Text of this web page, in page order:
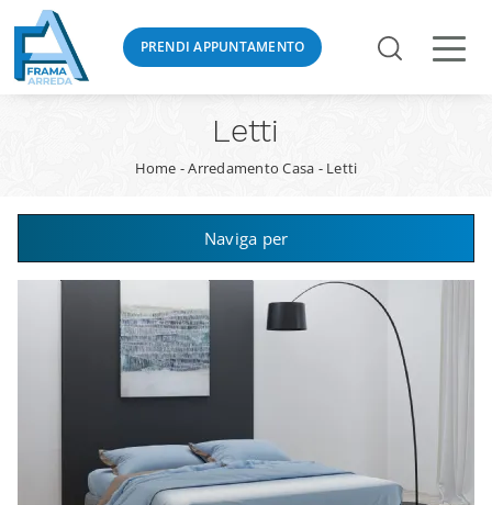
PRENDI APPUNTAMENTO
Letti
Home -Arredamento Casa - Letti
Naviga per